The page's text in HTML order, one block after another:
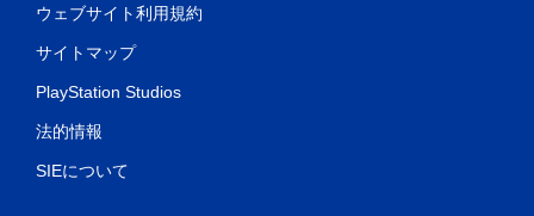
ウェブサイト利用規約
サイトマップ
PlayStation Studios
法的情報
SIEについて